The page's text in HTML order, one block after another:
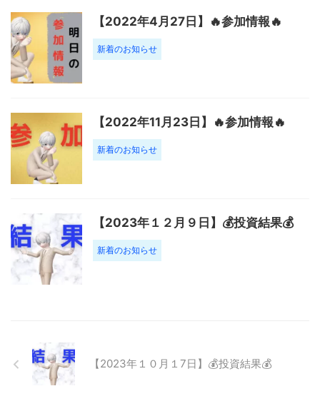
【2022年4月27日】🔥参加情報🔥
新着のお知らせ
【2022年11月23日】🔥参加情報🔥
新着のお知らせ
【2023年１２月９日】💰投資結果💰
新着のお知らせ
【2023年１０月１7日】💰投資結果💰